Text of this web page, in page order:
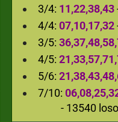
3/4: 11,22,38,43
4/4: 07,10,17,32
3/5:
4/5:
5/6:
7/10:
- 13540